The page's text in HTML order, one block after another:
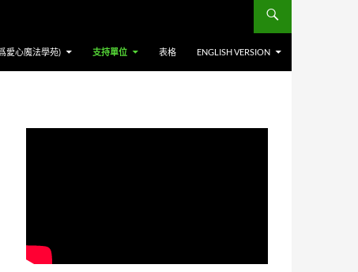
愛心魔法學苑) 支持單位 表格 ENGLISH VERSION